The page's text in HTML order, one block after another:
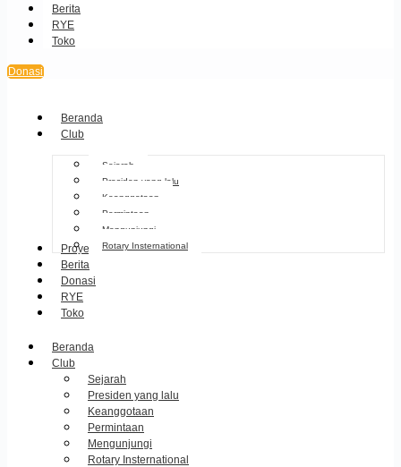
Berita
RYE
Toko
Donasi
Beranda
Club
Sejarah
Presiden yang lalu
Keanggotaan
Permintaan
Mengunjungi
Rotary Insternational
Proyek
Berita
Donasi
RYE
Toko
Beranda
Club
Sejarah
Presiden yang lalu
Keanggotaan
Permintaan
Mengunjungi
Rotary Insternational